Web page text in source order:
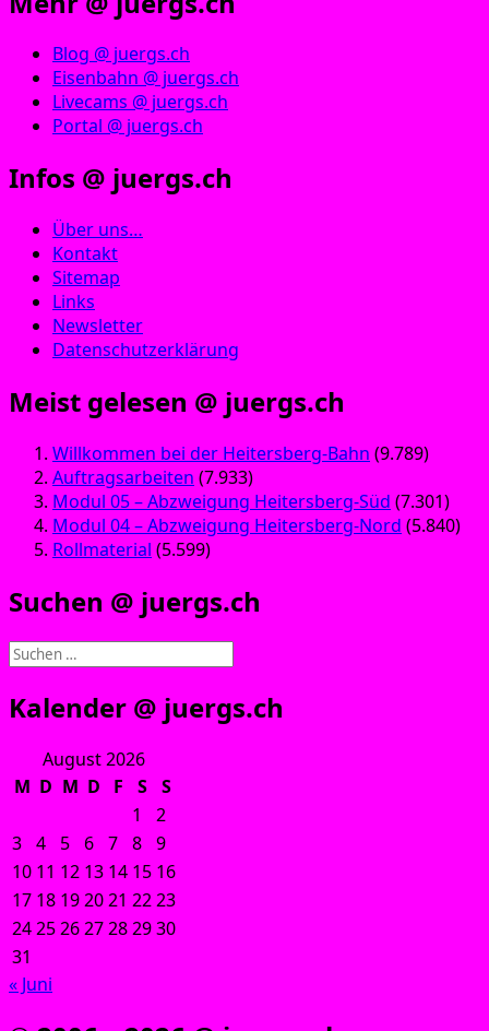
Blog @ juergs.ch
Eisenbahn @ juergs.ch
Livecams @ juergs.ch
Portal @ juergs.ch
Infos @ juergs.ch
Über uns…
Kontakt
Sitemap
Links
Newsletter
Datenschutzerklärung
Meist gelesen @ juergs.ch
Willkommen bei der Heitersberg-Bahn (9.789)
Auftragsarbeiten (7.933)
Modul 05 – Abzweigung Heitersberg-Süd (7.301)
Modul 04 – Abzweigung Heitersberg-Nord (5.840)
Rollmaterial (5.599)
Suchen @ juergs.ch
Suchen
Kalender @ juergs.ch
August 2026
M D M D F S
S
1
2
3 4 5 6 7 8 9
10 11 12 13 14 15 16
17 18 192021 2223
24252627282930
31
« Juni